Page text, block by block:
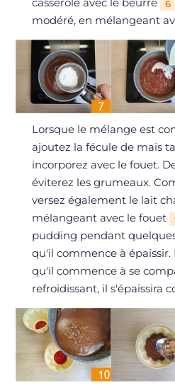
casserole avec le beurre 6
modéré, en mélangeant
Lorsque le mélange est
ajoutez la fécule de maïs
incorporez avec le fouet.
éviterez les grumeaux.
versez également le lait
mélangeant avec le fouet
pudding pendant
qu'il commence à épaissir.
qu'il commence à se
refroidissant, il s'épaissira